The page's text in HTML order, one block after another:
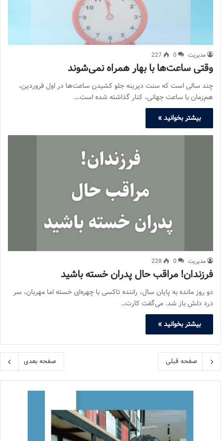
مدیریت 0
227
وقتی ساعت‌ها با بهار همراه نمی‌شوند
چند سالی است که سنت دیرینه جلو کشیدن ساعت‌ها در اول فروردین،
هم‌زمان با ساعت جهانی، کنار گذاشته شده است.…
بیشتر بخوانید »
مدیریت 0
228
فرزندان! مراقب حال پدران خسته باشید
دو روز مانده به پایان سال، راننده تاکسی با چهره‌ای خسته اما مهربان، سر
درد دلش باز شد. می‌گفت کارت…
بیشتر بخوانید »
صفحه قبلی صفحه بعدی